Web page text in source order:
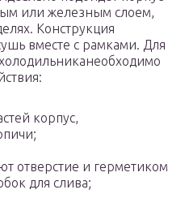
или железным слоем,
Конструкция
вместе с рамками. Для
корпус,
отверстие и герметиком
для слива;